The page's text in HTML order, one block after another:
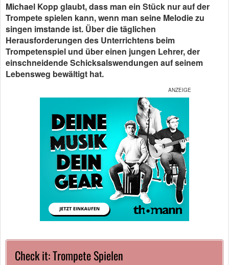
Michael Kopp glaubt, dass man ein Stück nur auf der
Trompete spielen kann, wenn man seine Melodie zu
singen imstande ist. Über die täglichen
Herausforderungen des Unterrichtens beim
Trompetenspiel und über einen jungen Lehrer, der
einschneidende Schicksalswendungen auf seinem
Lebensweg bewältigt hat.
Check it: Trompete Spielen